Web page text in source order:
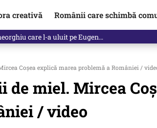
creativă Românii care schimbă
din septembrie
Coșea explică marea problemă a României /
de miel. Mircea
/ video